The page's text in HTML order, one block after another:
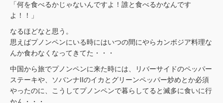
「何を食べるかじゃないんですよ！誰と食べるかなんです
よ！！」
なるほどなと思う。
思えばプノンペンにいる時にはいつの間にやらカンボジア料理な
んか食わなくなってきてた・・・
中国から旅でプノンペンに来た時には、リバーサイドのペッパー
ステーキや、ソバンナIIのイカとグリーンペッパー炒めとか必須
やったのに、こうしてプノンペンで暮らしてると滅多に食いに行